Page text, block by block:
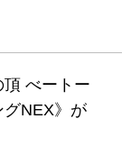
べートー
NEX》が